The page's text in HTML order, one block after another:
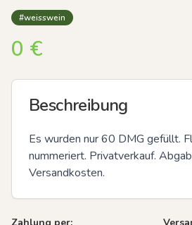
#weisswein
0 €
Beschreibung
Es wurden nur 60 DMG gefüllt.
nummeriert. Privatverkauf.
Versandkosten.
Zahlung per: